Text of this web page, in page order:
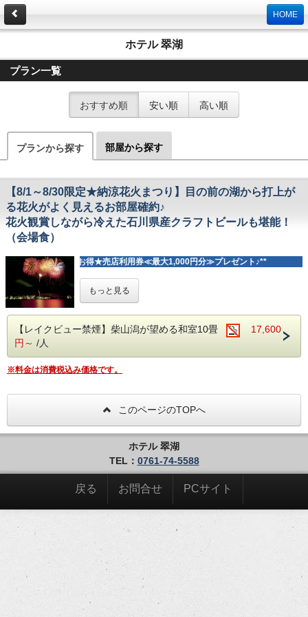
HOME
ホテル 翠湖
プラン一覧
おすすめ順 安い順 高い順
プランから探す 部屋から探す
【8/1～8/30限定★納涼花火まつり】目の前の湖から打上が
る花火がよく見えるお部屋確約♪
花火観賞しながら冷えた石川県産クラフトビールも堪能！
（会場食）
**公式HP予約がお得★売店利用券≪最大1,000円分≫プレゼント♪**
＜＜ お日にち限定★お部屋で花火鑑賞♪
＞＞
少し高い目線から花火が見られる
【2階or3階のお部屋】確約＆特典付プラン☆
外に出て湖の上に浮かぶ浮御堂から、より迫力を感じながら
見るのもオススメです♪
また、当プラン特典として『冷えた石川県産のクラフトビー
ル＆北陸のソウルフード揚げあられビーバー」をプレゼン
おフロア上がりや花火観賞をしながら、ビール片手にゆっく
り堪能されてみてはいかがでしょうか？
もしお口に合えば、ビールは当館売店でも販売していますの
でお土産にお買い求めもいただけます！
思い思いの素敵な夏をお過ごしください☆
…………＜納涼花火まつり＞…………
※8月23日のみ、21：20～21：30頃の打ち上げとなりま
※小雨決行（雨天・荒天時は中止）
※時間が遅れる場合もございます
……………………………………………
もっと見る
【レイクビュー禁煙】柴山潟が望める和室10畳
17,600
円～ /人
※料金は消費税込み価格です。
このページのTOPへ
ホテル 翠湖
TEL： 0761-74-5588
戻る お問合せ PCサイト